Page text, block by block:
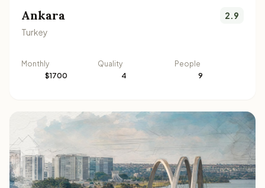
Ankara
Turkey
2.9
Monthly
$1700
Quality
4
People
9